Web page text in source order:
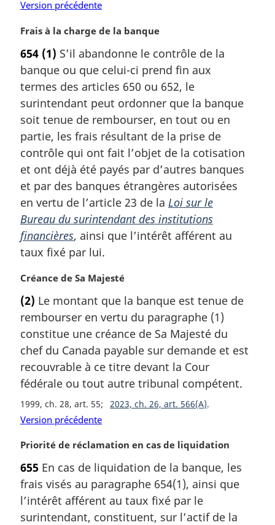
Version précédente
N
t
e
m
a
g
i
n
a
e
:
Frais à la charge de la banque
654 (1) S’il abandonne le contrôle de la
banque ou que celui-ci prend fin aux
termes des articles 650 ou 652, le
surintendant peut ordonner que la banque
soit tenue de rembourser, en tout ou en
partie, les frais résultant de la prise de
contrôle qui ont fait l’objet de la cotisation
et ont déjà été payés par d’autres banques
et par des banques étrangères autorisées
en vertu de l’article 23 de la Loi sur le
Bureau du surintendant des institutions
financières, ainsi que l’intérêt afférent au
taux fixé par lui.
N
t
e
m
a
g
i
n
l
e
Créance de Sa Majesté
(2) Le montant que la banque est tenue de
rembourser en vertu du paragraphe (1)
constitue une créance de Sa Majesté du
chef du Canada payable sur demande et est
recouvrable à ce titre devant la Cour
fédérale ou tout autre tribunal compétent.
1999, ch. 28, art. 55 2023, ch. 26, art. 566(A)
Version précédente
N
t
e
m
a
Priorité de réclamation en cas de liquidation
655 En cas de liquidation de la banque, les
frais visés au paragraphe 654(1), ainsi que
l’intérêt afférent au taux fixé par le
surintendant, constituent, sur l’actif de la